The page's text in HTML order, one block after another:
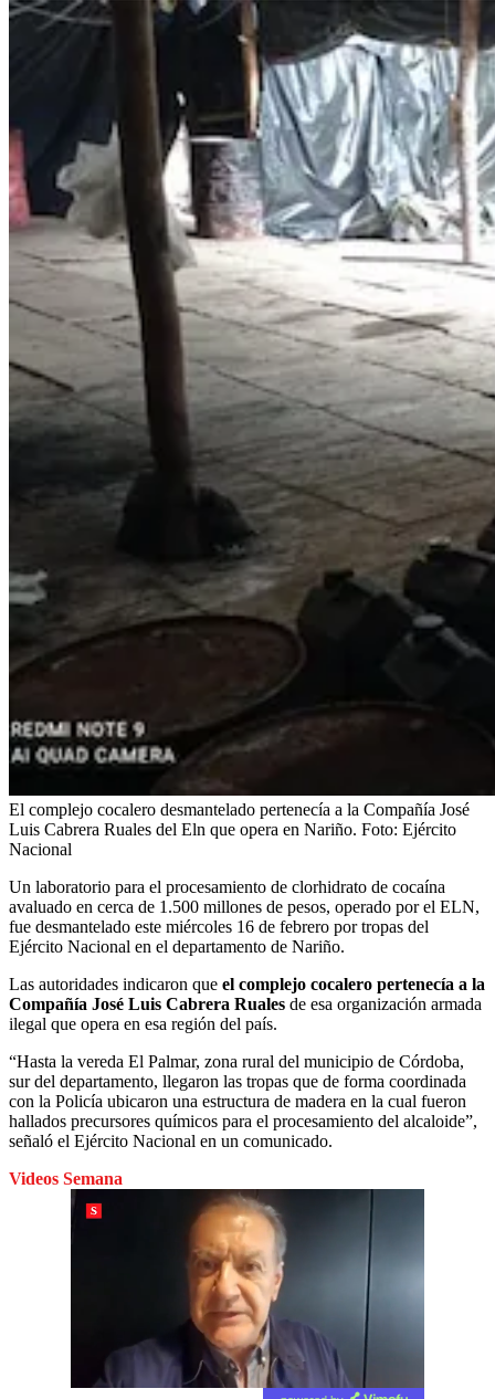
El complejo cocalero desmantelado pertenecía a la Compañía José
Luis Cabrera Ruales del Eln que opera en Nariño. Foto: Ejército
Nacional
Un laboratorio para el procesamiento de clorhidrato de cocaína
avaluado en cerca de 1.500 millones de pesos, operado por el ELN,
fue desmantelado este miércoles 16 de febrero por tropas del
Ejército Nacional en el departamento de Nariño.
Las autoridades indicaron que el complejo cocalero pertenecía a la
Compañía José Luis Cabrera Ruales de esa organización armada
ilegal que opera en esa región del país.
“Hasta la vereda El Palmar, zona rural del municipio de Córdoba,
sur del departamento, llegaron las tropas que de forma coordinada
con la Policía ubicaron una estructura de madera en la cual fueron
hallados precursores químicos para el procesamiento del alcaloide”,
señaló el Ejército Nacional en un comunicado.
Videos Semana